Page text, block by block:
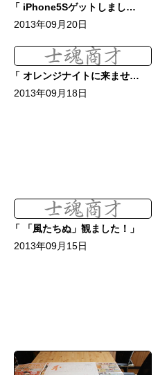
iPhone5Sゲットしました！
2013年09月20日
オレンジナイトに来ませんか？
2013年09月18日
「風たちぬ」観ました！
2013年09月15日